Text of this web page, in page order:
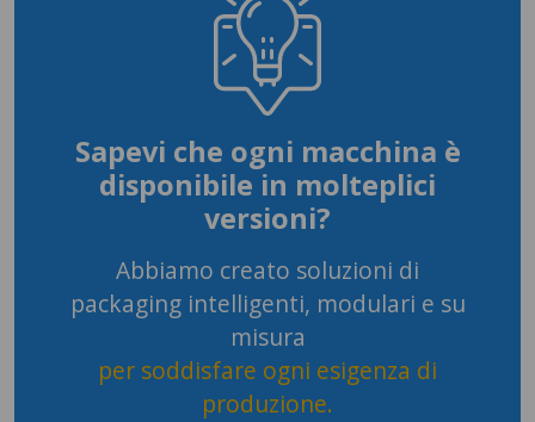
Sapevi che ogni macchina è
disponibile in molteplici
versioni?
Abbiamo creato soluzioni di
packaging intelligenti, modulari e su
misura
per soddisfare ogni esigenza di
produzione.